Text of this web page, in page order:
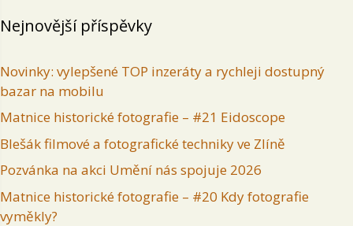
Nejnovější příspěvky
Novinky: vylepšené TOP inzeráty a rychleji dostupný
bazar na mobilu
Matnice historické fotografie – #21 Eidoscope
Blešák filmové a fotografické techniky ve Zlíně
Pozvánka na akci Umění nás spojuje 2026
Matnice historické fotografie – #20 Kdy fotografie
vyměkly?